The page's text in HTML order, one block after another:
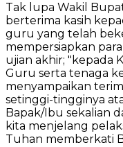
Tak lupa Wakil
berterima kasih
guru yang telah
mempersiapkan
ujian akhir; "kepada
Guru serta tenaga
menyampaikan
setinggi-tingginya
Bapak/Ibu sekalian
kita menjelang
Tuhan memberkati